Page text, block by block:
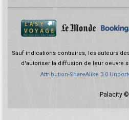
Sauf indications contraires, les auteurs
d'autoriser la diffusion de leur oeuvre
Attribution-ShareAlike 3.0
Palacity